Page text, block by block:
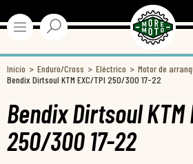
Inicio Enduro/Cross Eléctrico
Motor de
Bendix Dirtsoul KTM EXC/TPI 250/300 17-22
Bendix Dirtsoul KTM
250/300 17-22